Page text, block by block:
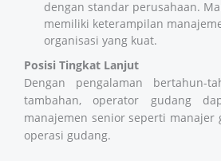
dengan standar perusahaan.
memiliki keterampilan
organisasi yang kuat.
Posisi Tingkat Lanjut
Dengan pengalaman bertahun-
tambahan, operator gudang
manajemen senior seperti
operasi gudang.